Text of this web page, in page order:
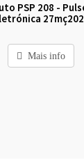
PSP 208 -
Mais info